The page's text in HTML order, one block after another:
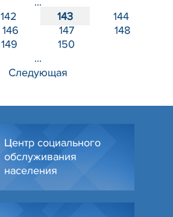
142 143
144
146 147
148
149
150
...
Следующая
Центр социального
обслуживания
населения